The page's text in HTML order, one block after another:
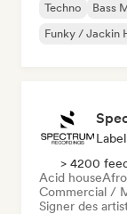
Techno Bass
Funky / Jackin
Label
> 4200
Acid house
Commercial /
Signer des